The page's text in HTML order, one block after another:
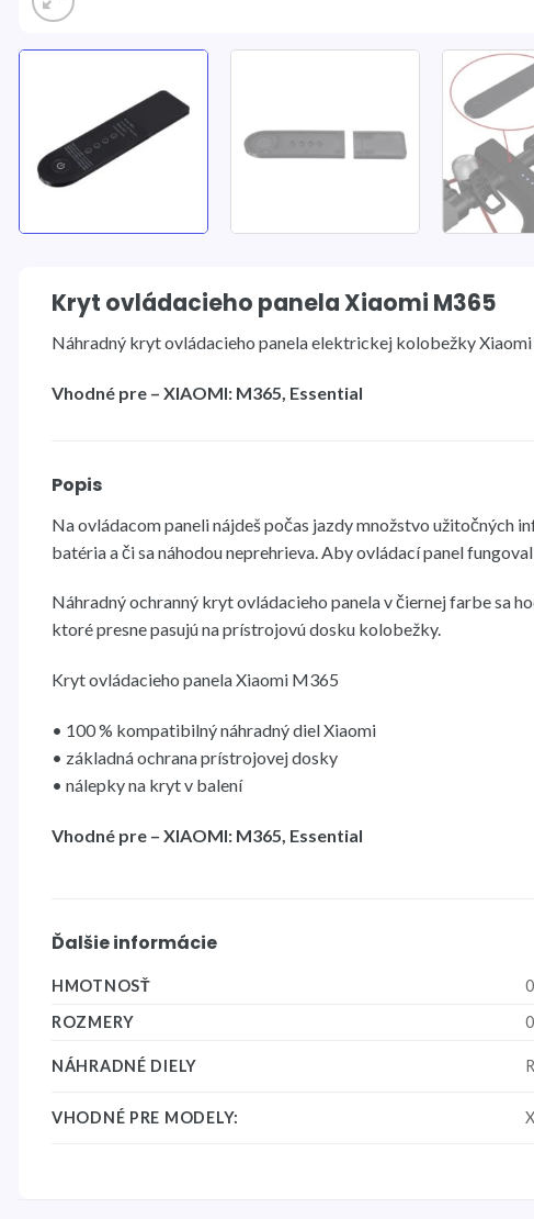
Kryt ovládacieho panela Xiaomi M365
Náhradný kryt ovládacieho panela elektrickej kolobežky
Vhodné pre – XIAOMI: M365, Essential
Popis
Na ovládacom paneli nájdeš počas jazdy množstvo užitočných
batéria a či sa náhodou neprehrieva. Aby ovládací panel
Náhradný ochranný kryt ovládacieho panela v čiernej farbe sa
ktoré presne pasujú na prístrojovú dosku kolobežky.
Kryt ovládacieho panela Xiaomi M365
• 100 % kompatibilný náhradný diel Xiaomi
• základná ochrana prístrojovej dosky
• nálepky na kryt v balení
Vhodné pre – XIAOMI: M365, Essential
Ďalšie informácie
HMOTNOSŤ
ROZMERY
NÁHRADNÉ DIELY
VHODNÉ PRE MODELY: